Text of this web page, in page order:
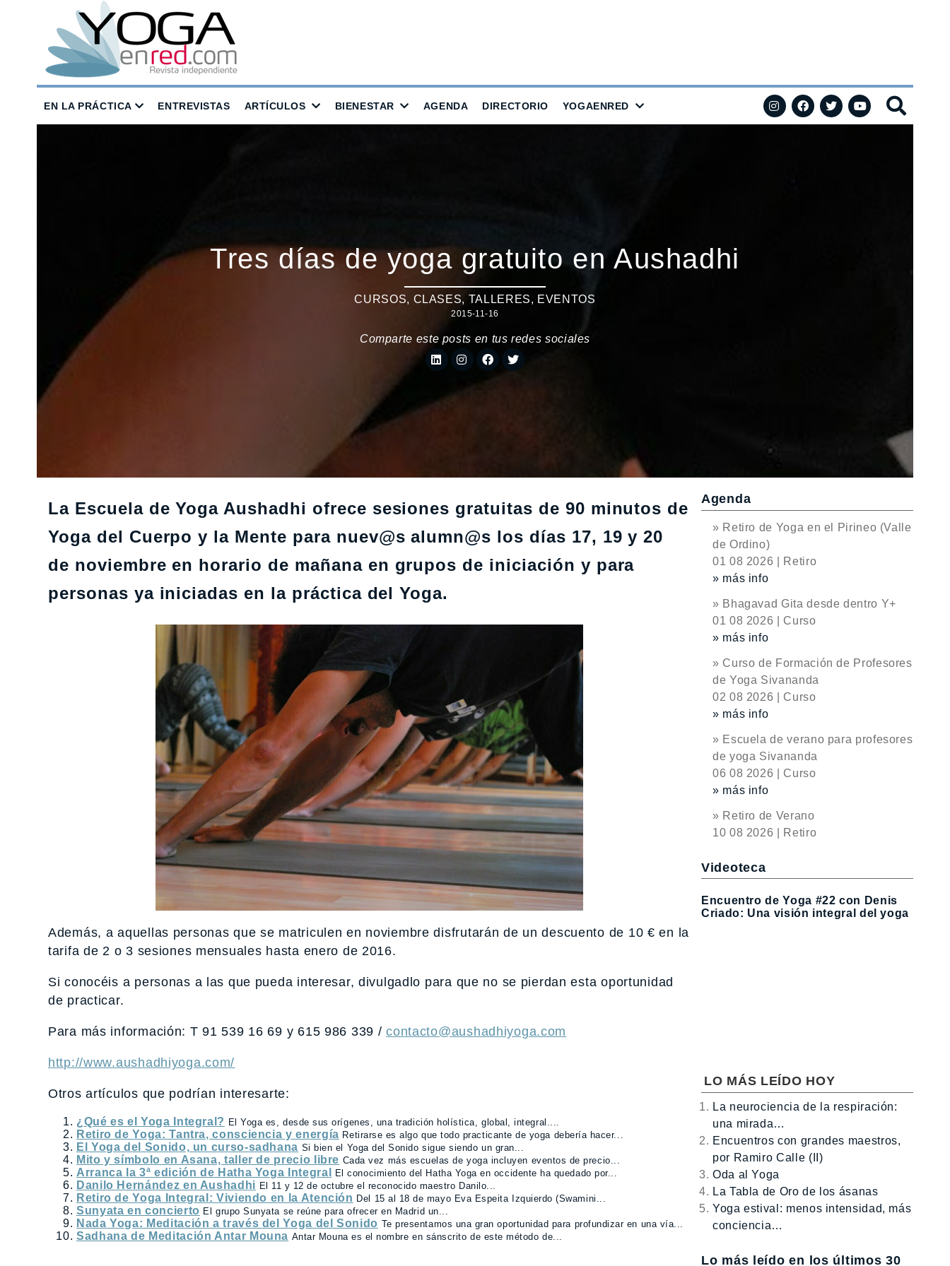
EN LA PRÁCTICA ENTREVISTAS ARTÍCULOS BIENESTAR AGENDA DIRECTORIO YOGAENRED
Tres días de yoga gratuito en Aushadhi
CURSOS, CLASES, TALLERES, EVENTOS
2015-11-16
Comparte este posts en tus redes sociales
La Escuela de Yoga Aushadhi ofrece sesiones gratuitas de 90 minutos de
Yoga del Cuerpo y la Mente para nuev@s alumn@s los días 17, 19 y 20
de noviembre en horario de mañana en grupos de iniciación y para
personas ya iniciadas en la práctica del Yoga.
Además, a aquellas personas que se matriculen en noviembre disfrutarán de un descuento de 10 € en la
tarifa de 2 o 3 sesiones mensuales hasta enero de 2016.
Si conocéis a personas a las que pueda interesar, divulgadlo para que no se pierdan esta oportunidad
de practicar.
Para más información: T 91 539 16 69 y 615 986 339 /contacto@aushadhiyoga.com
http://www.aushadhiyoga.com/
Otros artículos que podrían interesarte:
¿Qué es el Yoga Integral? El Yoga es, desde sus orígenes, una tradición holística, global, integral....
Retiro de Yoga: Tantra, consciencia y energía Retirarse es algo que todo practicante de yoga debería hacer...
El Yoga del Sonido, un curso-sadhana Si bien el Yoga del Sonido sigue siendo un gran...
Mito y símbolo en Asana, taller de precio libre Cada vez más escuelas de yoga incluyen eventos de precio...
Arranca la 3ª edición de Hatha Yoga Integral El conocimiento del Hatha Yoga en occidente ha quedado por...
Danilo Hernández en Aushadhi El 11 y 12 de octubre el reconocido maestro Danilo...
Retiro de Yoga Integral: Viviendo en la Atención Del 15 al 18 de mayo Eva Espeita Izquierdo (Swamini...
Sunyata en concierto El grupo Sunyata se reúne para ofrecer en Madrid un...
Nada Yoga: Meditación a través del Yoga del Sonido Te presentamos una gran oportunidad para profundizar en una vía...
Sadhana de Meditación Antar Mouna Antar Mouna es el nombre en sánscrito de este método de...
Agenda
» Retiro de Yoga en el Pirineo (Valle
de Ordino)
01 08 2026 | Retiro
» más info
» Bhagavad Gita desde dentro Y+
01 08 2026 | Curso
» más info
» Curso de Formación de Profesores
de Yoga Sivananda
02 08 2026 | Curso
» más info
» Escuela de verano para profesores
de yoga Sivananda
06 08 2026 | Curso
» más info
» Retiro de Verano
10 08 2026 | Retiro
Videoteca
Encuentro de Yoga #22 con Denis
Criado: Una visión integral del yoga
LO MÁS LEÍDO HOY
La neurociencia de la respiración:
una mirada…
Encuentros con grandes maestros,
por Ramiro Calle (II)
Oda al Yoga
La Tabla de Oro de los ásanas
Yoga estival: menos intensidad, más
conciencia…
Lo más leído en los últimos 30